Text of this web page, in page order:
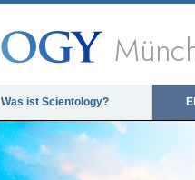
Was ist Scientology?